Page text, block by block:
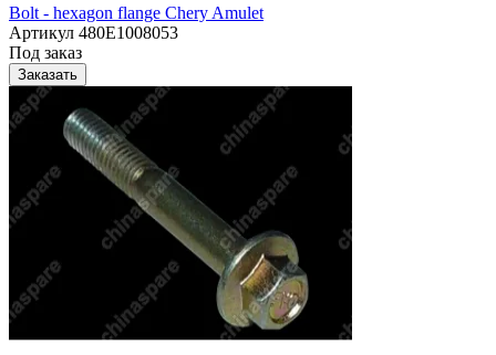
Bolt - hexagon flange Chery Amulet
Артикул 480E1008053
Под заказ
Заказать